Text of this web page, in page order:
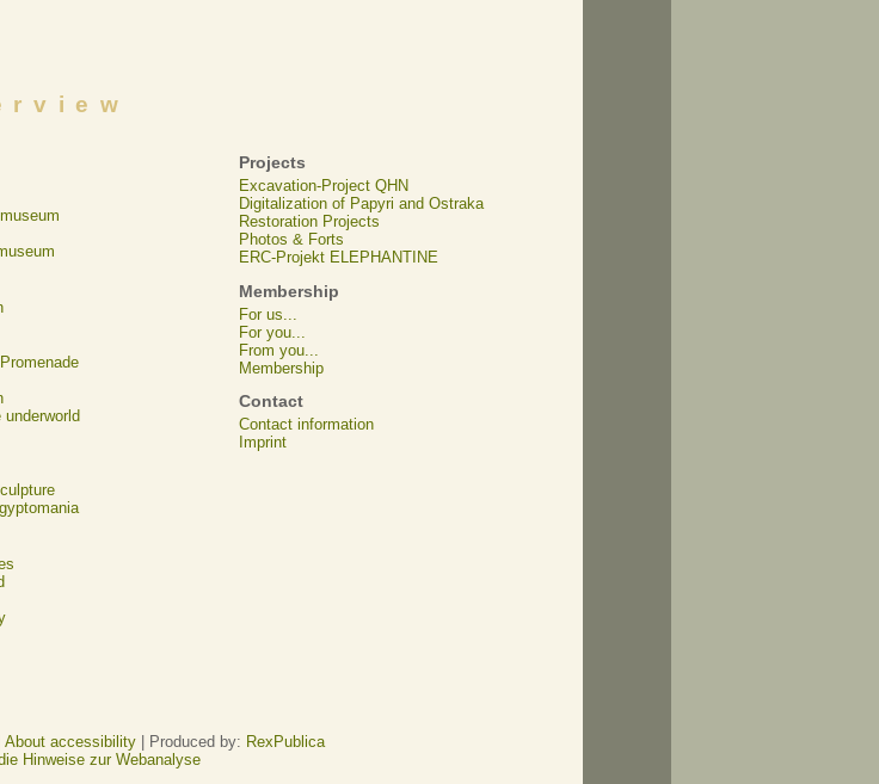
Projects
Excavation-Project QHN
Digitalization of Papyri and Ostraka
Restoration Projects
Photos & Forts
ERC-Projekt ELEPHANTINE
Membership
For us...
For you...
From you...
Membership
Contact
Contact information
Imprint
About accessibility | Produced by: RexPublica
Hinweise zur Webanalyse